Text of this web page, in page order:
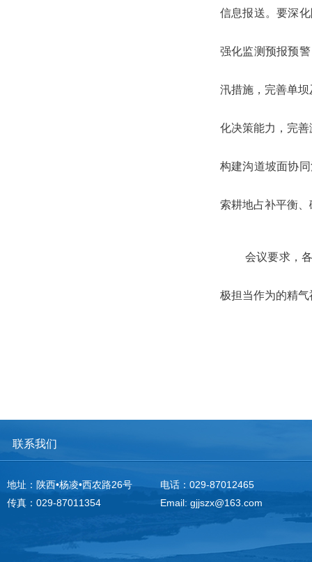
信息报送。要深
强化监测预报预
汛措施，完善单
化决策能力，完
构建沟道坡面协
索耕地占补平衡
会议要求，
极担当作为的精
联系我们
地址：陕西•杨凌•西农路26号
电话：029-87012465
传真：029-87011354
Email: gjjszx@163.com